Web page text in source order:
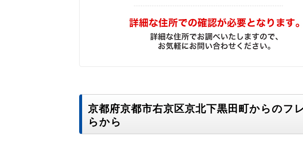
京都府京都市右京区京北下黒田町からのフ
らから